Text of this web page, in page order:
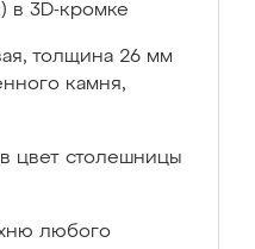
в 3D-кромке
толщина 26 мм
камня,
цвет столешницы
любого